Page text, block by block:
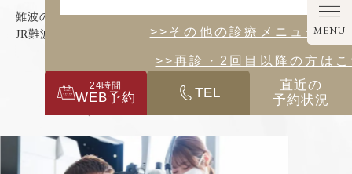
難波の歯医者「クレモト歯科なんば診療所」｜
JR難波駅から徒歩5分
MENU
WEB予約
24時間 TEL
直近の
予約状況
>>その他の診療メニューは
>>再診・2回目以降の方は